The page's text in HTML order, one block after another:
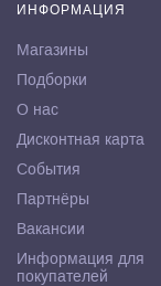
ИНФОРМАЦИЯ
Магазины
Подборки
О нас
Дисконтная карта
События
Партнёры
Вакансии
Информация для
покупателей